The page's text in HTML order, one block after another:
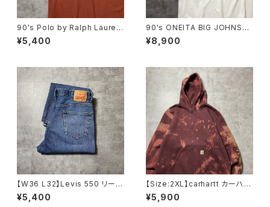
90's Polo by Ralph Lauren
ポロバイラルフローレン 刺繍
ワンポイント ポニー ブラウ
¥5,400
90's ONEITA BIG JOHNSO
N FINS ダイビング バックプリ
ント スラング シングルステッ
¥8,900
【W36 L32】Levis 550 リーバ
イス ジッパーフライ バギ
ー テーパード 140周年 デ
¥5,400
【Size:2XL】carhartt カーハー
ト ルーズフィット ラベルロ
ゴ ワインレッド ボルドー ス
¥5,900